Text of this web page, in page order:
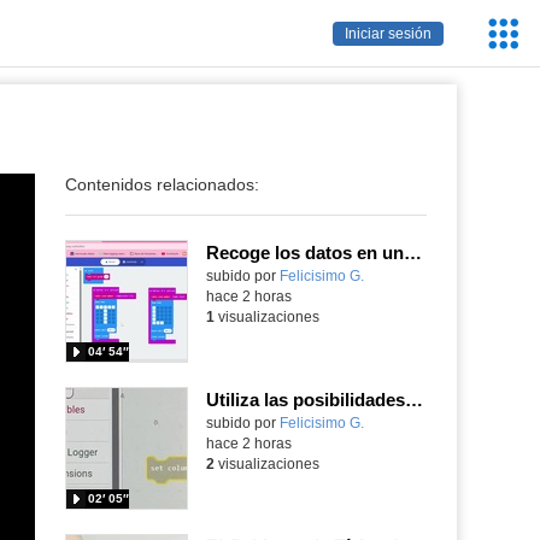
Iniciar sesión
Contenidos relacionados:
Recoge los datos en una gráfica programando tu placa microbit con MakeCode y conoce la Tª y nivel de luz en este eclipse
Contenido educativo.
subido por Felicisimo G.
04′ 54″
hace 2 horas
1 visualizaciones
Utiliza las posibilidades de tu microbit programando com MakeCode para medir temperatura y nivel de luz con Datalogger
Contenido educativo.
subido por Felicisimo G.
02′ 05″
hace 2 horas
2 visualizaciones